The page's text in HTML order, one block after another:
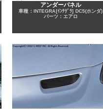
アンダーパネル
車種：INTEGRA[ｲﾝﾃｸﾞﾗ] DC5(ホンダ)
パーツ：エアロ